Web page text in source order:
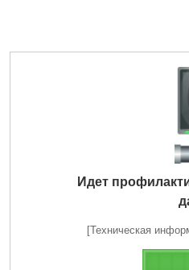
Идет
[Техническая